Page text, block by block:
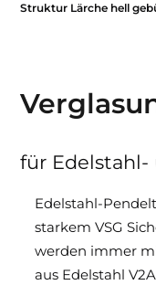
Struktur Lärche hell
für
Edelstahl-
starkem VSG
werden immer
aus Edelstahl